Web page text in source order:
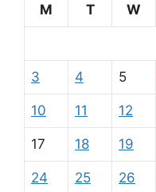
M
T W
3 4 5
10 11 12
17 18 19
24 25 26